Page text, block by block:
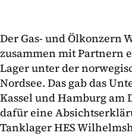
Der Gas- und Ölkonzern
zusammen mit Partnern
Lager unter der
Nordsee. Das gab das
Kassel und Hamburg am
dafür eine
Tanklager HES